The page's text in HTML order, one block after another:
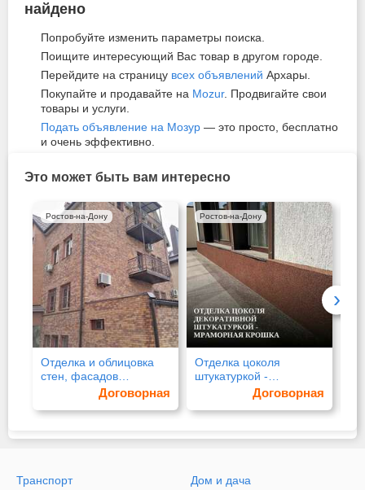
найдено
Попробуйте изменить параметры поиска.
Поищите интересующий Вас товар в другом городе.
Перейдите на страницу всех объявлений Архары.
Покупайте и продавайте на Mozur. Продвигайте свои
товары и услуги.
Подать объявление на Мозур — это просто, бесплатно
и очень эффективно.
Это может быть вам интересно
Отделка и облицовка
стен, фасадов
клинкерной плиткой
Договорная
Ростов-на-Дону
Отделка цоколя
штукатуркой -
мраморная крошка
Договорная
Ростов-на-Дону
›
Транспорт Дом и дача